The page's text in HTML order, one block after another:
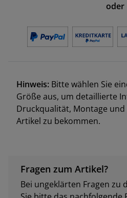
oder
Hinweis: Bitte wählen Sie
Größe aus, um detaillierte
Druckqualität, Montage
Artikel zu bekommen.
Fragen zum Artikel?
Bei ungeklärten Fragen zu